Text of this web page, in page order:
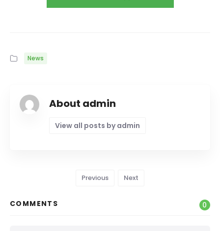
News
About admin
View all posts by admin
Previous Next
COMMENTS 0